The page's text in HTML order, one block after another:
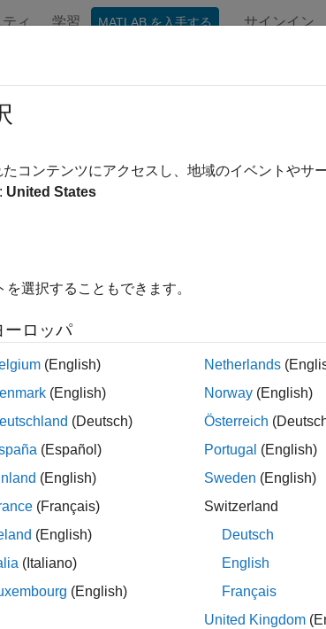
ィ 学習 MATLAB を入手する サインイン
分布
値の分布から標本を計算、当てはめ、生成
布"は、複数の確率変数が含まれている確率分布
and Machine Learning Toolbox™ には、確率分
ェクト
開する
オブジェクトの処理
ピュラ分布の関数
ィシャート分布の関数
コンテンツにアクセスし、地域のイベントやサ
United States
選択することもできます。
ーロッパ
(English)
(English)
(Deutsch)
(Español)
(English)
(Français)
(English)
(Italiano)
(English)
Netherlands
Norway (English)
Österreich
Portugal (English)
Sweden (English)
Switzerland
Deutsch
English
Français
United Kingdom